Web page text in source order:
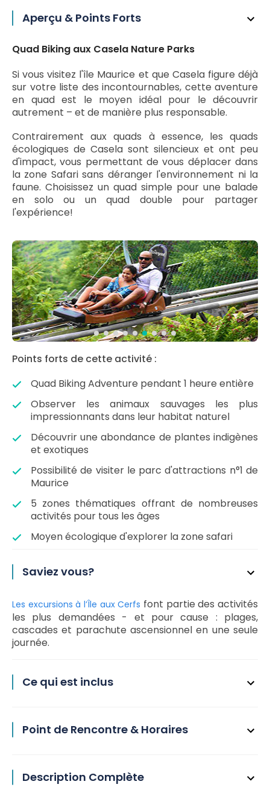
Aperçu & Points Forts
Quad Biking aux Casela Nature Parks
Si vous visitez l'île Maurice et que Casela figure déjà
sur votre liste des incontournables, cette aventure
en quad est le moyen idéal pour le découvrir
autrement – et de manière plus responsable.
Contrairement aux quads à essence, les quads
écologiques de Casela sont silencieux et ont peu
d'impact, vous permettant de vous déplacer dans
la zone Safari sans déranger l'environnement ni la
faune. Choisissez un quad simple pour une balade
en solo ou un quad double pour partager
l'expérience!
Points forts de cette activité :
Quad Biking Adventure pendant 1 heure entière
Observer les animaux sauvages les plus
impressionnants dans leur habitat naturel
Découvrir une abondance de plantes indigènes
et exotiques
Possibilité de visiter le parc d'attractions n°1 de
Maurice
5 zones thématiques offrant de nombreuses
activités pour tous les âges
Moyen écologique d'explorer la zone safari
Saviez vous?
Les excursions à l’Île aux Cerfs font partie des activités
les plus demandées - et pour cause : plages,
cascades et parachute ascensionnel en une seule
journée.
Ce qui est inclus
Point de Rencontre & Horaires
Description Complète